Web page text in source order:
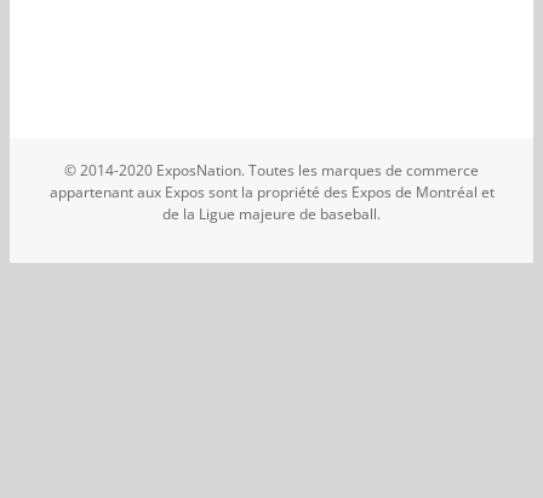
© 2014-2020 ExposNation. Toutes les marques de commerce
appartenant aux Expos sont la propriété des Expos de Montréal et
de la Ligue majeure de baseball.